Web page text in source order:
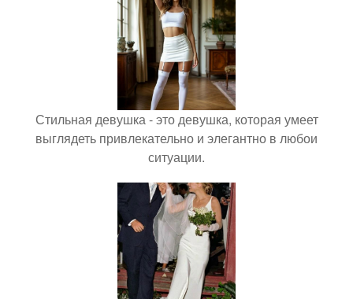
Стильная девушка - это девушка, которая умеет
выглядеть привлекательно и элегантно в любои
ситуации.